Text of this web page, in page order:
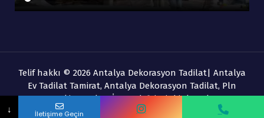
Telif hakkı © 2026 Antalya Dekorasyon Tadilat| Antalya
Ev Tadilat Tamirat, Antalya Dekorasyon Tadilat, Pln
Banyo Ekipmanları İnş. Ltd. Şti. Ait bir kuruluştur.
↓ İletişime Geçin